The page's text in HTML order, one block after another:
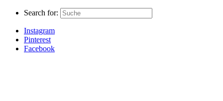
Search for:
Instagram
Pinterest
Facebook